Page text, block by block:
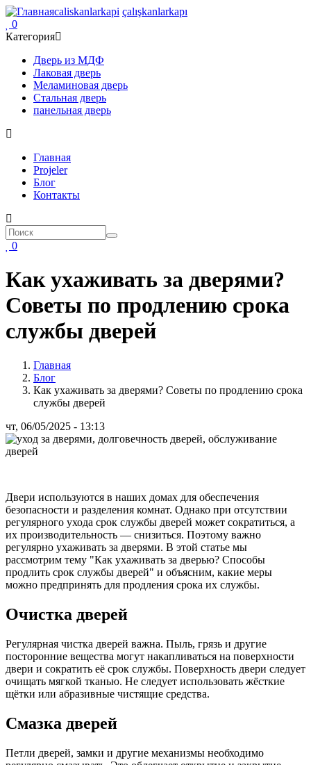
Перейти
основному
caliskanlarkapi çalışkanlarkapı
0
Категория
Дверь из МДФ
Лаковая дверь
Меламиновая дверь
Стальная дверь
панельная дверь
gezinti
menüsü
Главная
Projeler
Блог
Контакты
Поиск
Поиск
0
Как ухаживать за дверями?
Советы по продлению срока
службы дверей
Главная
Блог
Как ухаживать за дверями? Советы по продлению срока
службы дверей
чт, 06/05/2025 - 13:13
Двери используются в наших домах для обеспечения
безопасности и разделения комнат. Однако при отсутствии
регулярного ухода срок службы дверей может сократиться, а
их производительность — снизиться. Поэтому важно
регулярно ухаживать за дверями. В этой статье мы
рассмотрим тему "Как ухаживать за дверью? Способы
продлить срок службы дверей" и объясним, какие меры
можно предпринять для продления срока их службы.
Очистка дверей
Регулярная чистка дверей важна. Пыль, грязь и другие
посторонние вещества могут накапливаться на поверхности
двери и сократить её срок службы. Поверхность двери следует
очищать мягкой тканью. Не следует использовать жёсткие
щётки или абразивные чистящие средства.
Смазка дверей
Петли дверей, замки и другие механизмы необходимо